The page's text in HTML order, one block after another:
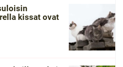
kissat ovat